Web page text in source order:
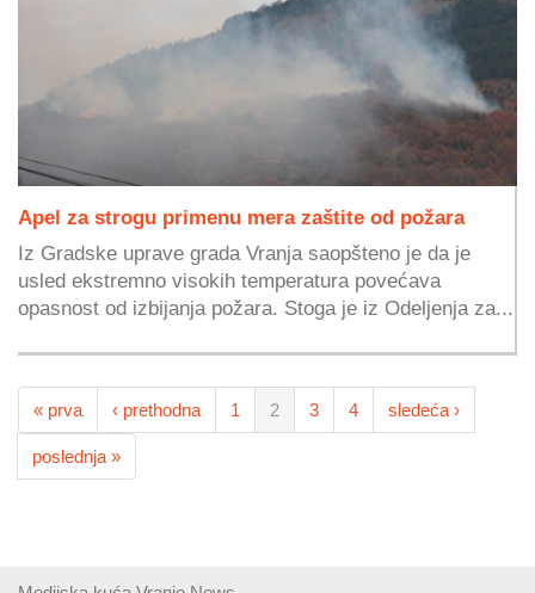
Apel za strogu primenu mera zaštite od požara
Iz Gradske uprave grada Vranja saopšteno je da je
usled ekstremno visokih temperatura povećava
opasnost od izbijanja požara. Stoga je iz Odeljenja za...
« prva ‹ prethodna 1 2 3 4 sledeća ›
poslednja »